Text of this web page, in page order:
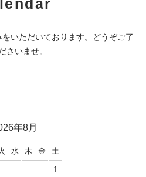
いただいております。どうぞご了
さいませ。
年8月
水 木 金 土
1